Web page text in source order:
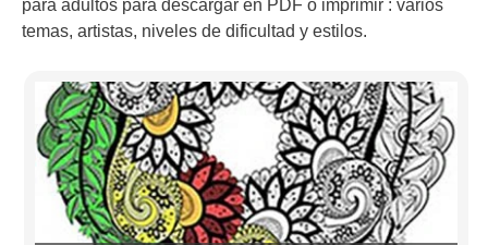
para adultos para descargar en PDF o imprimir : varios
temas, artistas, niveles de dificultad y estilos.